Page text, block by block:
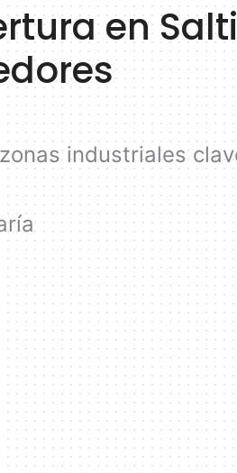
en
industriales